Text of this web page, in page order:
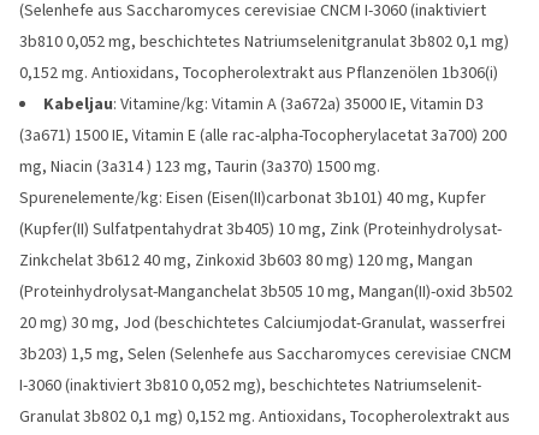
(Selenhefe aus Saccharomyces cerevisiae CNCM I-3060 (inaktiviert
3b810 0,052 mg, beschichtetes Natriumselenitgranulat 3b802 0,1 mg)
0,152 mg. Antioxidans, Tocopherolextrakt aus Pflanzenölen 1b306(i)
Kabeljau: Vitamine/kg: Vitamin A (3a672a) 35000 IE, Vitamin D3
(3a671) 1500 IE, Vitamin E (alle rac-alpha-Tocopherylacetat 3a700) 200
mg, Niacin (3a314 ) 123 mg, Taurin (3a370) 1500 mg.
Spurenelemente/kg: Eisen (Eisen(II)carbonat 3b101) 40 mg, Kupfer
(Kupfer(II) Sulfatpentahydrat 3b405) 10 mg, Zink (Proteinhydrolysat-
Zinkchelat 3b612 40 mg, Zinkoxid 3b603 80 mg) 120 mg, Mangan
(Proteinhydrolysat-Manganchelat 3b505 10 mg, Mangan(II)-oxid 3b502
20 mg) 30 mg, Jod (beschichtetes Calciumjodat-Granulat, wasserfrei
3b203) 1,5 mg, Selen (Selenhefe aus Saccharomyces cerevisiae CNCM
I-3060 (inaktiviert 3b810 0,052 mg), beschichtetes Natriumselenit-
Granulat 3b802 0,1 mg) 0,152 mg. Antioxidans, Tocopherolextrakt aus